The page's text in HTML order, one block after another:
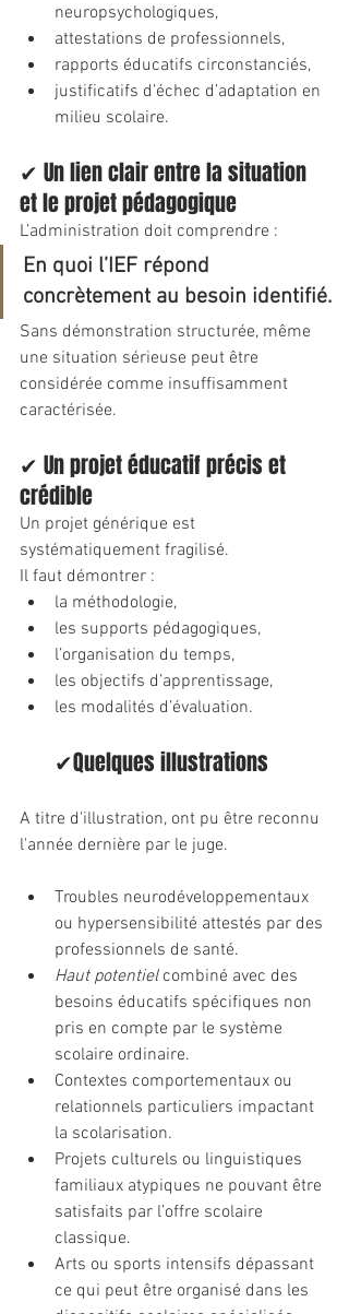
neuropsychologiques,
attestations de professionnels,
rapports éducatifs circonstanciés,
justificatifs d’échec d’adaptation en
milieu scolaire.
✔ Un lien clair entre la situation
et le projet pédagogique
L’administration doit comprendre :
En quoi l’IEF répond
concrètement au besoin identifié.
Sans démonstration structurée, même
une situation sérieuse peut être
considérée comme insuffisamment
caractérisée.
✔ Un projet éducatif précis et
crédible
Un projet générique est
systématiquement fragilisé.
Il faut démontrer :
la méthodologie,
les supports pédagogiques,
l’organisation du temps,
les objectifs d’apprentissage,
les modalités d’évaluation.
✔Quelques illustrations
A titre d'illustration, ont pu être reconnu
l'année dernière par le juge.
Troubles neurodéveloppementaux
ou hypersensibilité attestés par des
professionnels de santé.
Haut potentiel combiné avec des
besoins éducatifs spécifiques non
pris en compte par le système
scolaire ordinaire.
Contextes comportementaux ou
relationnels particuliers impactant
la scolarisation.
Projets culturels ou linguistiques
familiaux atypiques ne pouvant être
satisfaits par l’offre scolaire
classique.
Arts ou sports intensifs dépassant
ce qui peut être organisé dans les